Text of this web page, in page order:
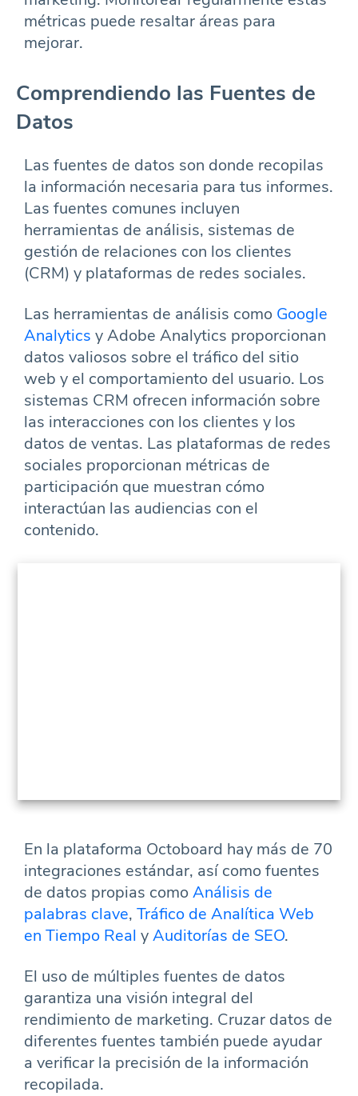
métricas puede resaltar áreas para
mejorar.
Comprendiendo las Fuentes de
Datos
Las fuentes de datos son donde recopilas
la información necesaria para tus informes.
Las fuentes comunes incluyen
herramientas de análisis, sistemas de
gestión de relaciones con los clientes
(CRM) y plataformas de redes sociales.
Las herramientas de análisis como Google
Analytics y Adobe Analytics proporcionan
datos valiosos sobre el tráfico del sitio
web y el comportamiento del usuario. Los
sistemas CRM ofrecen información sobre
las interacciones con los clientes y los
datos de ventas. Las plataformas de redes
sociales proporcionan métricas de
participación que muestran cómo
interactúan las audiencias con el
contenido.
En la plataforma Octoboard hay más de 70
integraciones estándar, así como fuentes
de datos propias comoAnálisis de
palabras clave, Tráfico de Analítica Web
en Tiempo Real yAuditorías de SEO.
El uso de múltiples fuentes de datos
garantiza una visión integral del
rendimiento de marketing. Cruzar datos de
diferentes fuentes también puede ayudar
a verificar la precisión de la información
recopilada.